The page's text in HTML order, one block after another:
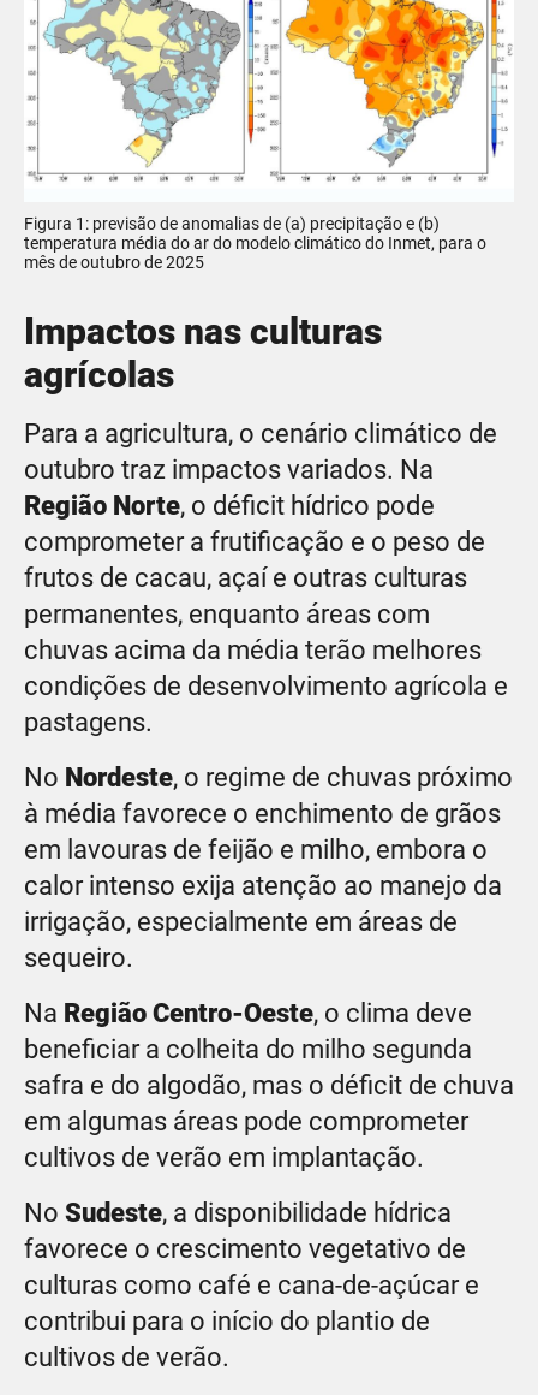
Figura 1: previsão de anomalias de (a) precipitação e (b)
temperatura média do ar do modelo climático do Inmet, para o
mês de outubro de 2025
Impactos nas culturas
agrícolas
Para a agricultura, o cenário climático de
outubro traz impactos variados. Na
Região Norte, o déficit hídrico pode
comprometer a frutificação e o peso de
frutos de cacau, açaí e outras culturas
permanentes, enquanto áreas com
chuvas acima da média terão melhores
condições de desenvolvimento agrícola e
pastagens.
No Nordeste, o regime de chuvas próximo
à média favorece o enchimento de grãos
em lavouras de feijão e milho, embora o
calor intenso exija atenção ao manejo da
irrigação, especialmente em áreas de
sequeiro.
Na Região Centro-Oeste, o clima deve
beneficiar a colheita do milho segunda
safra e do algodão, mas o déficit de chuva
em algumas áreas pode comprometer
cultivos de verão em implantação.
No Sudeste, a disponibilidade hídrica
favorece o crescimento vegetativo de
culturas como café e cana-de-açúcar e
contribui para o início do plantio de
cultivos de verão.